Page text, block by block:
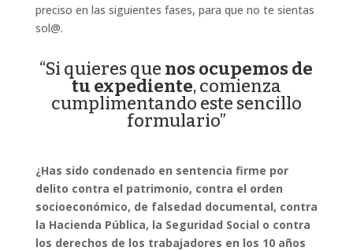
preciso en las siguientes fases, para que no te sientas
sol@.
“Si quieres que nos ocupemos de
tu expediente, comienza
cumplimentando este sencillo
formulario”
¿Has sido condenado en sentencia firme por
delito contra el patrimonio, contra el orden
socioeconómico, de falsedad documental, contra
la Hacienda Pública, la Seguridad Social o contra
los derechos de los trabajadores en los 10 años